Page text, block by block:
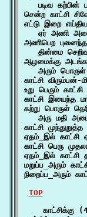
படிவ கற்பின்
சென்ற காட்சி
எட்டு இறை
ஏர் அணி
அணிபெற
தின்மை
ஆழமைக்கு
அரும்
காட்சி
உறு பெரும்
காட்சி இயைந்த
கற்று பொருள்
அரு மதி
காட்சி
ஏதம்_இல் காட்சி
காட்சி பெரு
ஏதம்_இல்
மறுப்ப_அரும்
நிறைப்ப_அரும்
TOP
காட்சிக்கு